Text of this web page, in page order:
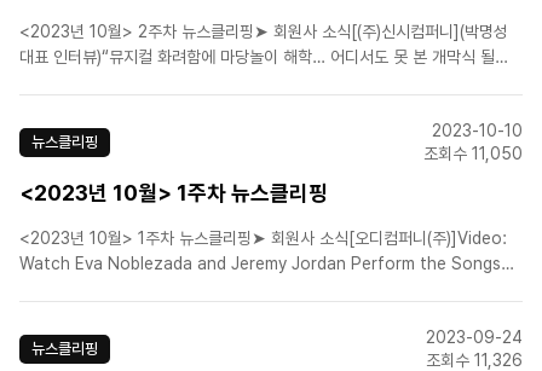
<2023년 10월> 2주차 뉴스클리핑➤ 회원사 소식[(주)신시컴퍼니](박명성
대표 인터뷰)“뮤지컬 화려함에 마당놀이 해학… 어디서도 못 본 개막식 될
월 무대로[(주)피엠씨프러덕션]송승..
뉴스클리핑
2023-10-10
조회수 11,050
<2023년 10월> 1주차 뉴스클리핑
<2023년 10월> 1주차 뉴스클리핑➤ 회원사 소식[오디컴퍼니(주)]Video:
Watch Eva Noblezada and Jeremy Jordan Perform the Songs
뉴스클리핑
2023-09-24
조회수 11,326